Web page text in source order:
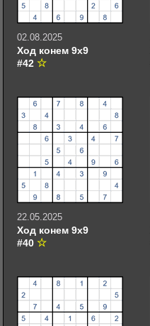
02.08.2025
Ход конем 9х9
#42
22.05.2025
Ход конем 9х9
#40